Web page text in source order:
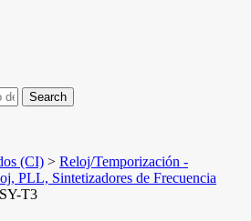
Search
(CI) > Reloj/Temporización -
PLL, Sintetizadores de Frecuencia
T3